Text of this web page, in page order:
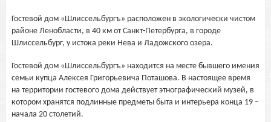
Гостевой дом «Шлиссельбургъ» расположен в экологически чистом
районе Ленобласти, в 40 км от Санкт-Петербурга, в городе
Шлиссельбург, у истока реки Нева и Ладожского озера.
Гостевой дом «Шлиссельбургъ» находится на месте бывшего имения
семьи купца Алексея Григорьевича Поташова. В настоящее время
на территории гостевого дома действует этнографический музей, в
котором хранятся подлинные предметы быта и интерьера конца 19 –
начала 20 столетий.